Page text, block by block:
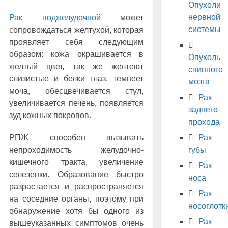
Рак поджелудочной может
сопровождаться желтухой, которая
проявляет себя следующим
образом: кожа окрашивается в
желтый цвет, так же желтеют
слизистые и белки глаз, темнеет
моча, обесцвечивается стул,
увеличивается печень, появляется
зуд кожных покровов.
РПЖ способен вызывать
непроходимость желудочно-
кишечного тракта, увеличение
селезенки. Образование быстро
разрастается и распространяется
на соседние органы, поэтому при
обнаружение хотя бы одного из
вышеуказанных симптомов очень
Опухоли
нервной
системы
Опухоль
спинного
мозга
Рак
заднего
прохода
Рак
губы
Рак
носа
Рак
Рак